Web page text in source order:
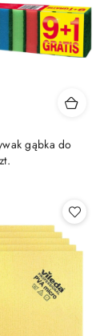
gąbka do